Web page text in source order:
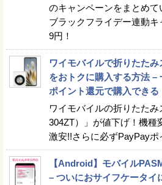
のキャンペーンをまとめ
ブラックフライデー連動
9円！
ワイモバイルで折りたた
をおトクに購入する方法 –
ポイント還元で購入できる
ワイモバイルの折りたた
304ZT）」が値下げ！機種
激安!!さらに必ずPayPayポ
【Android】モバイル
– ついにおサイフケータイ